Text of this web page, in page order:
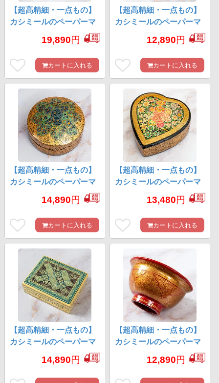
【超高精細・一点もの】
カシミールのペーパーマ
ッシュ 赤金 ペンケース・
小物入れ 約22.5cm x 約
7.2cm
19,890円
カートに入れる
【超高精細・一点もの】
カシミールのペーパーマ
ッシュ 格子花柄 椀型小物
入れ 約11.5cm x 約11.5cm
12,890円
カートに入れる
【超高精細・一点もの】
カシミールのペーパーマ
ッシュ 金色百華 円形小物
入れ 約11cm x 約11cm
14,890円
カートに入れる
【超高精細・一点もの】
カシミールのペーパーマ
ッシュ 百花繚乱 ハート型
小物入れ 約11cm x 約
10.5cm
13,480円
カートに入れる
【超高精細・一点もの】
カシミールのペーパーマ
ッシュ 格子花柄 長方形小
物入れ 約11.5cm x 約9cm
14,890円
【超高精細・一点もの】
カシミールのペーパーマ
ッシュ 赤金 椀型小物入れ
約11.5cm x 約11.5cm
12,890円